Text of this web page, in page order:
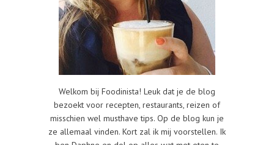
Welkom bij Foodinista! Leuk dat je de blog
bezoekt voor recepten, restaurants, reizen of
misschien wel musthave tips. Op de blog kun je
ze allemaal vinden. Kort zal ik mij voorstellen. Ik